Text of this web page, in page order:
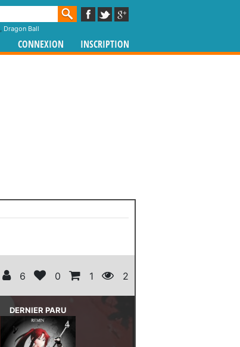
, Dragon Ball
CONNEXION INSCRIPTION
6 0 1 2
DERNIER PARU